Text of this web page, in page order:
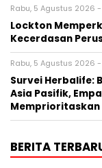
Rabu, 5 Agustus 2026 -
Lockton
Kecerdasan
Rabu, 5 Agustus 2026
Survei Herbalife:
Asia Pasifik,
Memprioritaskan
BERITA